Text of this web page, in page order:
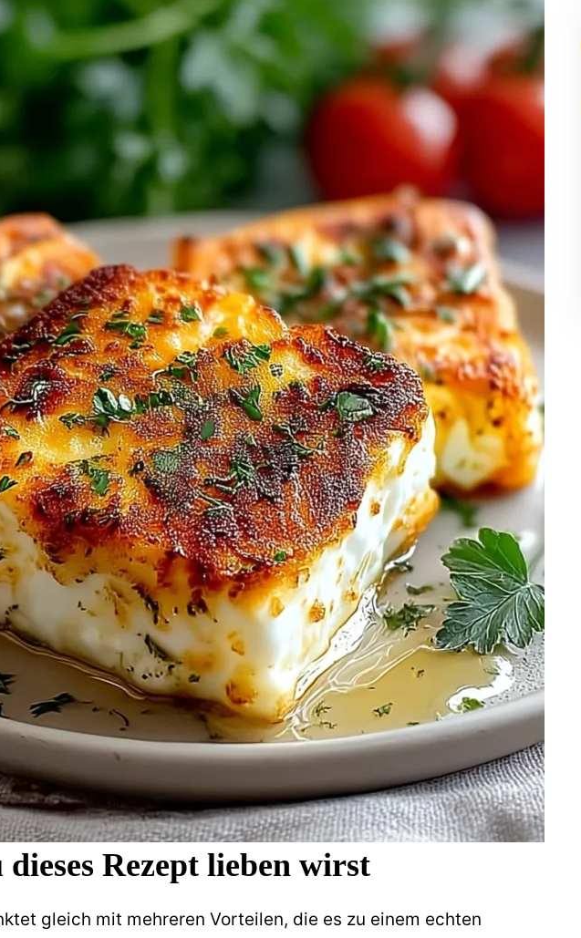
Rezept lieben wirst
gleich mit mehreren Vorteilen, die es zu einem echten